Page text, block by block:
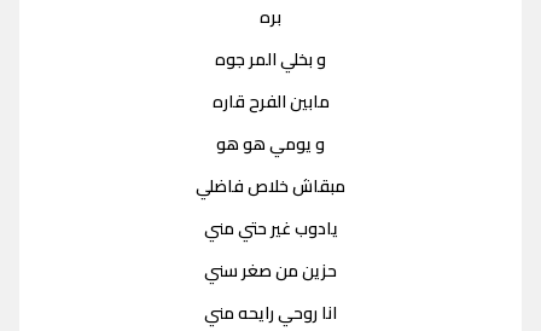
بره
و بخلي المر جوه
مابين الفرح قاره
و يومي هو هو
مبقاش خلاص فاضلي
يادوب غير حتي مني
حزين من صغر سني
انا روحي رايحه مني